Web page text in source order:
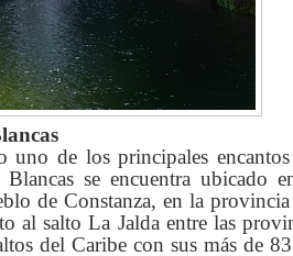
uno de los principales
se encuentra ubicado
de Constanza, en la
al salto La Jalda entre las
del Caribe con sus más de